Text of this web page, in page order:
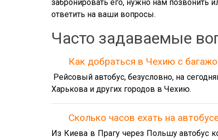
забронировать его, нужно нам позвонить
ответить на ваши вопросы.
Часто задаваемые
Как добраться в Чехию с
Рейсовый автобус, безусловно, на
Харькова и других городов в Чехию.
Сколько часов ехать на
Из Киева в Прагу через Польшу автобус